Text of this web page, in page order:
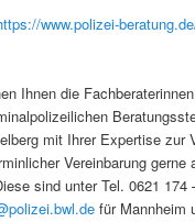
www.polizei-
Ihnen die
mit Ihrer Expertise zur
Vereinbarung gerne
sind unter Tel. 0621 174
für Mannheim